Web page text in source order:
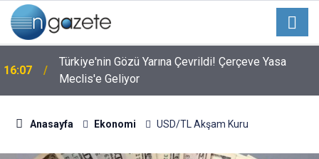
16:07
Türkiye'nin Gözü Yarına Çevrildi! Çerçeve Yasa
Meclis'e Geliyor
Anasayfa Ekonomi USD/TL Akşam Kuru